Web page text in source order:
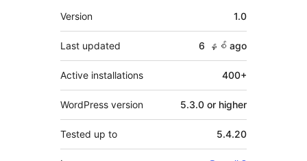
Meta
Version 1.0
Last updated 6 နှစ် ago
Active installations 400+
WordPress version 5.3.0 or higher
Tested up to 5.4.20